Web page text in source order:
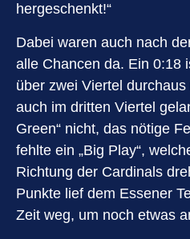
hergeschenkt!“
Dabei waren auch nach
alle Chancen da. Ein 0:18
über zwei Viertel
auch im dritten Viertel
Green“ nicht, das nötige
fehlte ein „Big Play“,
Richtung der Cardinals
Punkte lief dem Essener
Zeit weg, um noch etwas